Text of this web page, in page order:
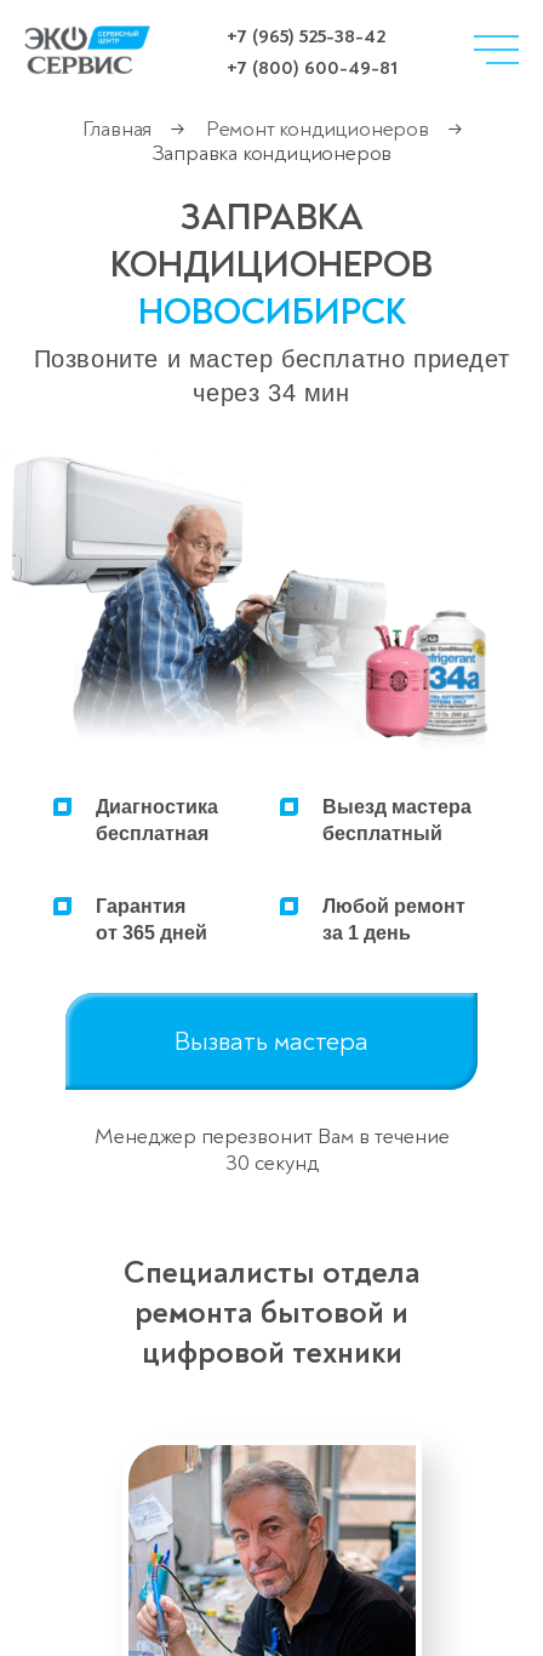
+7 (965) 525-38-42
+7 (800) 600-49-81
Главная → Ремонт кондиционеров
→
Заправка кондиционеров
ЗАПРАВКА
КОНДИЦИОНЕРОВ
НОВОСИБИРСК
Позвоните и мастер бесплатно приедет
через 34 мин
Диагностика
бесплатная
Выезд мастера
бесплатный
Гарантия
от 365 дней
Любой ремонт
за 1 день
Вызвать мастера
Менеджер перезвонит Вам в течение
30 секунд
Специалисты отдела
ремонта бытовой и
цифровой техники